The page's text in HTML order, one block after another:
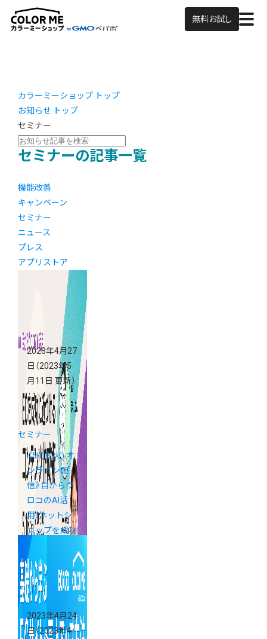
無料お試し
カラーミーショップ トップ
お知らせ トップ
セミナー
セミナーの記事一覧
機能改善
キャンペーン
セミナー
ニュース
プレス
アプリストア
2023年4月27
日 （2023年5
月11日 更新）
セミナー
《5/16(火) オ
ンライン配
信》目からウ
ロコのAI活
用！ネットシ
ョップを成功
に近づけるコ
ンテンツ作成
術
2023年4月24
日 （2023年4